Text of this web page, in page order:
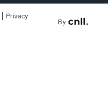
| Privacy
By